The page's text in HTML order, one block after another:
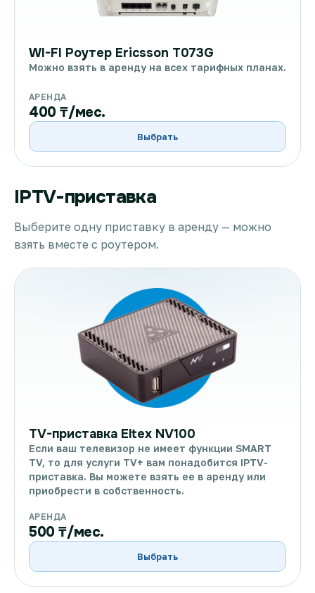
WI-FI Роутер Ericsson T073G
Можно взять в аренду на всех тарифных планах.
АРЕНДА
400 ₸/мес.
Выбрать
IPTV-приставка
Выберите одну приставку в аренду — можно
взять вместе с роутером.
TV-приставка Eltex NV100
Если ваш телевизор не имеет функции SMART
TV, то для услуги TV+ вам понадобится IPTV-
приставка. Вы можете взять ее в аренду или
приобрести в собственность.
АРЕНДА
500 ₸/мес.
Выбрать